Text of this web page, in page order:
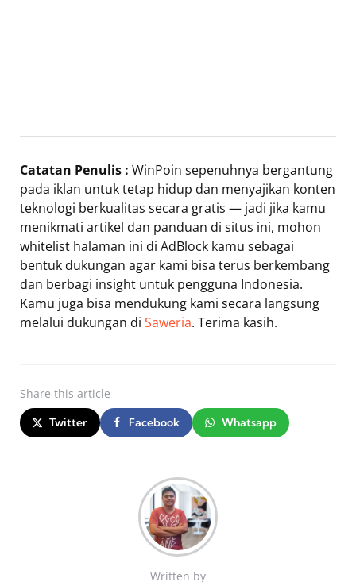
Catatan Penulis : WinPoin sepenuhnya bergantung
pada iklan untuk tetap hidup dan menyajikan konten
teknologi berkualitas secara gratis — jadi jika kamu
menikmati artikel dan panduan di situs ini, mohon
whitelist halaman ini di AdBlock kamu sebagai
bentuk dukungan agar kami bisa terus berkembang
dan berbagi insight untuk pengguna Indonesia.
Kamu juga bisa mendukung kami secara langsung
melalui dukungan di Saweria. Terima kasih.
Share this article
Twitter Facebook Whatsapp
Written by